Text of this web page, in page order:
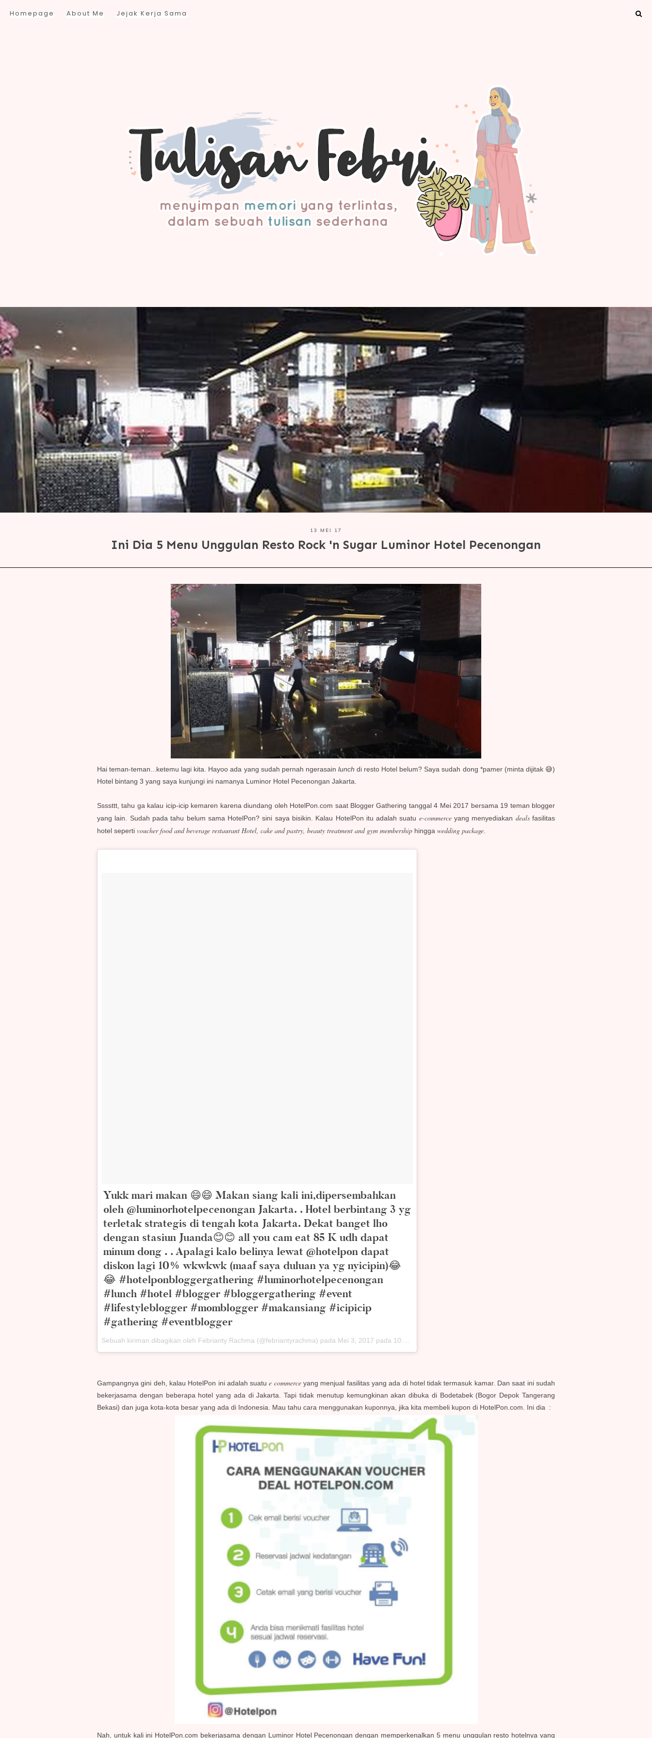
Homepage About Me Jejak Kerja Sama
13 MEI 17
Ini Dia 5 Menu Unggulan Resto Rock 'n Sugar Luminor Hotel Pecenongan
Hai teman-teman...ketemu lagi kita. Hayoo ada yang sudah pernah ngerasain lunch di resto Hotel belum? Saya sudah dong *pamer (minta dijitak 😅)
Hotel bintang 3 yang saya kunjungi ini namanya Luminor Hotel Pecenongan Jakarta.
Ssssttt, tahu ga kalau icip-icip kemaren karena diundang oleh HotelPon.com saat Blogger Gathering tanggal 4 Mei 2017 bersama 19 teman blogger
yang lain. Sudah pada tahu belum sama HotelPon? sini saya bisikin. Kalau HotelPon itu adalah suatu e-commerceyang menyediakan dealsfasilitas
hotel seperti voucher food and beverage restaurant Hotel, cake and pastry, beauty treatment and gym membership hingga wedding package.
Yukk mari makan 😄😄 Makan siang kali ini,dipersembahkan
oleh @luminorhotelpecenongan Jakarta. . Hotel berbintang 3 yg
terletak strategis di tengah kota Jakarta. Dekat banget lho
dengan stasiun Juanda😊😊 all you cam eat 85 K udh dapat
minum dong . . Apalagi kalo belinya lewat @hotelpon dapat
diskon lagi 10% wkwkwk (maaf saya duluan ya yg nyicipin)😂
😂 #hotelponbloggergathering #luminorhotelpecenongan
#lunch #hotel #blogger #bloggergathering #event
#lifestyleblogger #momblogger #makansiang #icipicip
#gathering #eventblogger
Sebuah kiriman dibagikan oleh Febrianty Rachma (@febriantyrachma) pada Mei 3, 2017 pada 10:38 PDT
Gampangnya gini deh, kalau HotelPon ini adalah suatu e commerceyang menjual fasilitas yang ada di hotel tidak termasuk kamar. Dan saat ini sudah
bekerjasama dengan beberapa hotel yang ada di Jakarta. Tapi tidak menutup kemungkinan akan dibuka di Bodetabek (Bogor Depok Tangerang
Bekasi) dan juga kota-kota besar yang ada di Indonesia. Mau tahu cara menggunakan kuponnya, jika kita membeli kupon di HotelPon.com. Ini dia :
Nah, untuk kali ini HotelPon.com bekerjasama dengan Luminor Hotel Pecenongan dengan memperkenalkan 5 menu unggulan resto hotelnya yang